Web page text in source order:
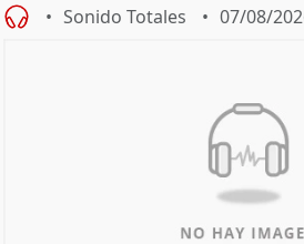
Sonido Totales 07/08/